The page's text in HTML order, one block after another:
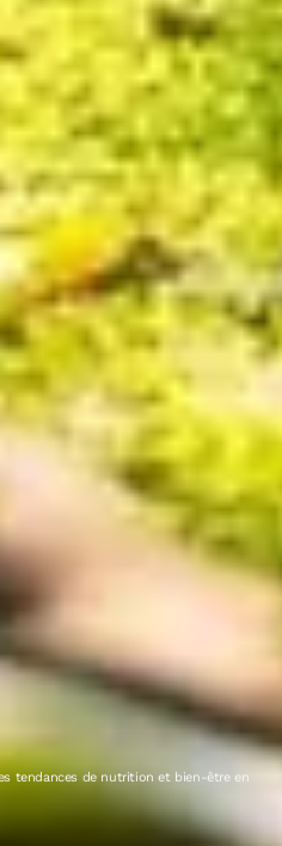
tendances de nutrition et bien-être en